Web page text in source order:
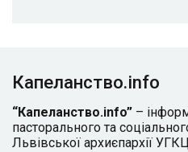
Капеланство.info
“Капеланство.info” –
пасторального та
Львівської архиєпархії